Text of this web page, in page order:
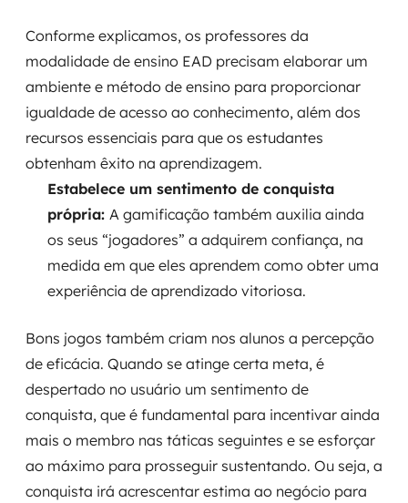
Conforme explicamos, os professores da
modalidade de ensino EAD precisam elaborar um
ambiente e método de ensino para proporcionar
igualdade de acesso ao conhecimento, além dos
recursos essenciais para que os estudantes
obtenham êxito na aprendizagem.
Estabelece um sentimento de conquista
própria: A gamificação também auxilia ainda
os seus “jogadores” a adquirem confiança, na
medida em que eles aprendem como obter uma
experiência de aprendizado vitoriosa.
Bons jogos também criam nos alunos a percepção
de eficácia. Quando se atinge certa meta, é
despertado no usuário um sentimento de
conquista, que é fundamental para incentivar ainda
mais o membro nas táticas seguintes e se esforçar
ao máximo para prosseguir sustentando. Ou seja, a
conquista irá acrescentar estima ao negócio para